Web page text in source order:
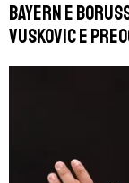
Bayern e
Vuskovic e